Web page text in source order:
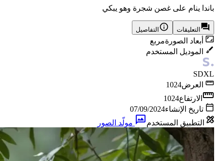
باندا ينام على غصن شجرة وهو يبكي
التعليقات التفاصيل
أبعاد الصورةمربع
الموديل المستخدم
SDXL
العرض1024
الارتفاع1024
تاريخ الإنشاء07/09/2024
التطبيق المستخدم
مولّد الصور